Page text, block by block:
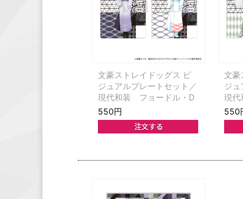
文豪ストレイドッグス ビ
ジュアルプレートセット／
現代和装 フョードル・D
550円
文豪
ジ
現
550